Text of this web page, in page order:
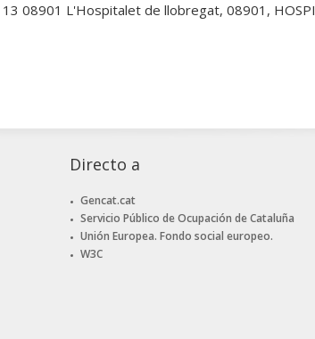
08901 L'Hospitalet de llobregat, 08901,
Directo a
Gencat.cat
Servicio Público de Ocupación de Cataluña
Unión Europea. Fondo social europeo.
W3C